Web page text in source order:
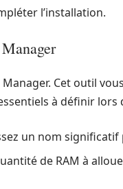
l’installation.
Cet outil
à définir
un nom
de RAM à